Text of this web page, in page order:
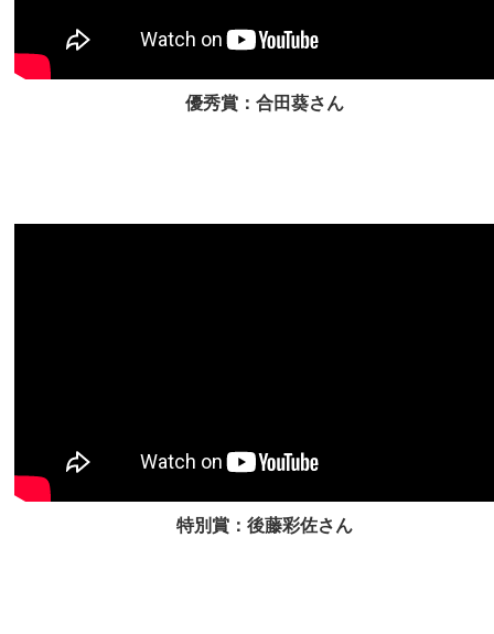
優秀賞：合田葵さん
特別賞：後藤彩佐さん